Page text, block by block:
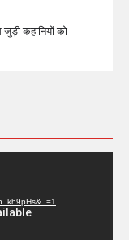
कहानियों को